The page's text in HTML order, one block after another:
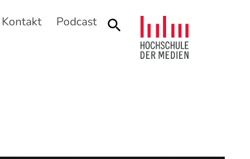
Kontakt Podcast Suche